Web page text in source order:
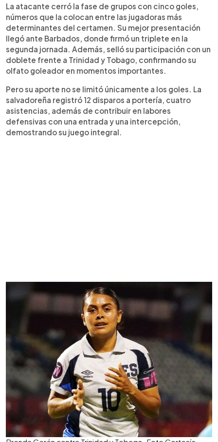
nivel como Estados Unidos.
La atacante cerró la fase de grupos con cinco goles,
números que la colocan entre las jugadoras más
determinantes del certamen. Su mejor presentación
llegó ante Barbados, donde firmó un triplete en la
segunda jornada. Además, selló su participación con un
doblete frente a Trinidad y Tobago, confirmando su
olfato goleador en momentos importantes.
Pero su aporte no se limitó únicamente a los goles. La
salvadoreña registró 12 disparos a portería, cuatro
asistencias, además de contribuir en labores
defensivas con una entrada y una intercepción,
demostrando su juego integral.